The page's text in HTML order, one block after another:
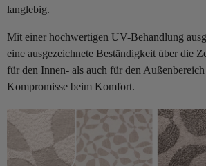
langlebig.
Mit einer hochwertigen UV-Behandlung
eine ausgezeichnete Beständigkeit über die
für den Innen- als auch für den
Kompromisse beim Komfort.